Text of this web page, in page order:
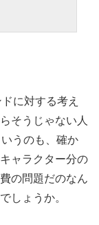
に対する考え
そうじゃない人
うのも、確か
ャラクター分の
の問題だのなん
しょうか。